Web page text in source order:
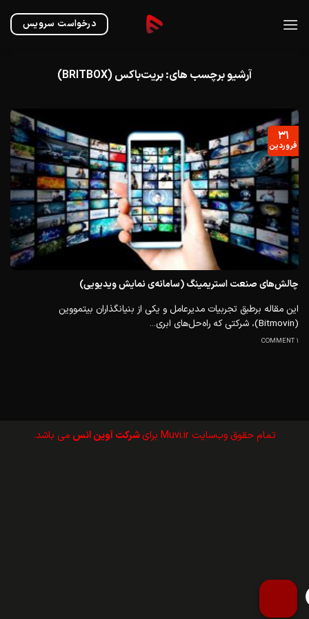
درخواست سرویس
آرشیو برچسب های:بریت‌باکس (BRITBOX)
چالش‌های صنعت استریمینگ (سامانه‌ی نمایش ویدیویی)
این مقاله برطبق تجربیات مدیر‌عامل و یکی از بنیانگذاران بیتمووین
(Bitmovin)، شرکتی که راه‌حل‌های ابری...
1 COMMENT
۳۱
فروردین
تمام حقوق وب‌سايت Muvi.ir برای شرکت آوین انس می باشد.